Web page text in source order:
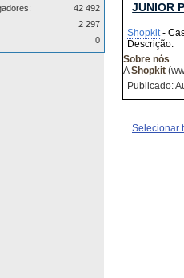
42 492
2 297
0
JUNIOR
Shopkit-
Descrição:
Sobre nós
AShopkit
Publicado:
Selecionar